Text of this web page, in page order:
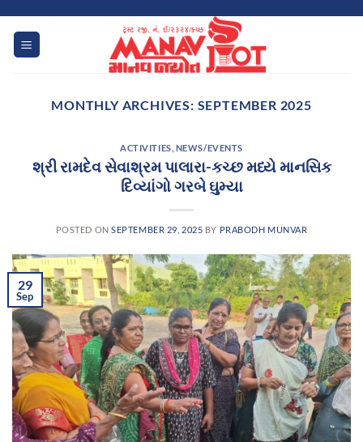
content
MONTHLY ARCHIVES: SEPTEMBER 2025
ACTIVITIES NEWS/EVENTS
શ્રી રામદેવ સેવાશ્રમ પાલારા-કચ્છ મધ્યે માનસિક
દિવ્યાંગો ગરબે ઘુમ્યા
POSTED ONSEPTEMBER 29, 2025 BY PRABODH MUNVAR
29
Sep